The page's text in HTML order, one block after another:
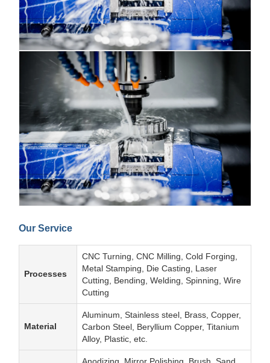
Our Service
Processes
CNC Turning, CNC Milling, Cold Forging,
Metal Stamping, Die Casting, Laser
Cutting, Bending, Welding, Spinning, Wire
Cutting
Material
Aluminum, Stainless steel, Brass, Copper,
Carbon Steel, Beryllium Copper, Titanium
Alloy, Plastic, etc.